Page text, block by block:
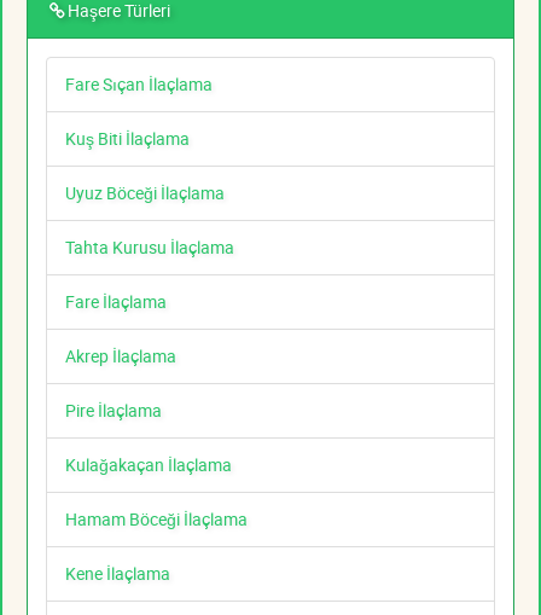
Haşere Türleri
Fare Sıçan İlaçlama
Kuş Biti İlaçlama
Uyuz Böceği İlaçlama
Tahta Kurusu İlaçlama
Fare İlaçlama
Akrep İlaçlama
Pire İlaçlama
Kulağakaçan İlaçlama
Hamam Böceği İlaçlama
Kene İlaçlama